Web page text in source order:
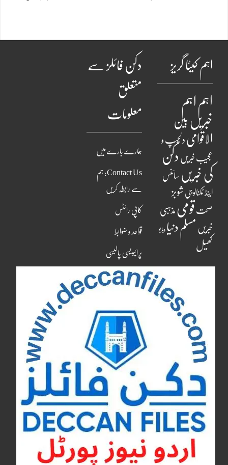
اہم کیٹا گریز
اہم اہم
خبریں بین
الاقوامی دلچسپ و
عجیب خبریں دکن
کی خبریں سائنس
اینڈ ٹکنالوجی شوبز
صحت قومی مذہبی
خبریں مسلم دنیا ویڈیو
کھیل
دکن فائلز سے
متعلق
معلومات
ہمارے بارے میں
Contact Us: ہم
سے رابطہ کریں
کاپی رائٹس
قواعد و ضوابط
پرائیویسی پالیسی